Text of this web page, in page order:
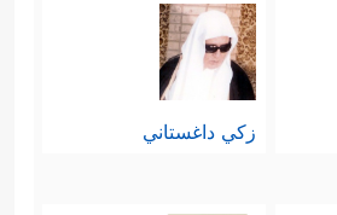
زكي داغستاني